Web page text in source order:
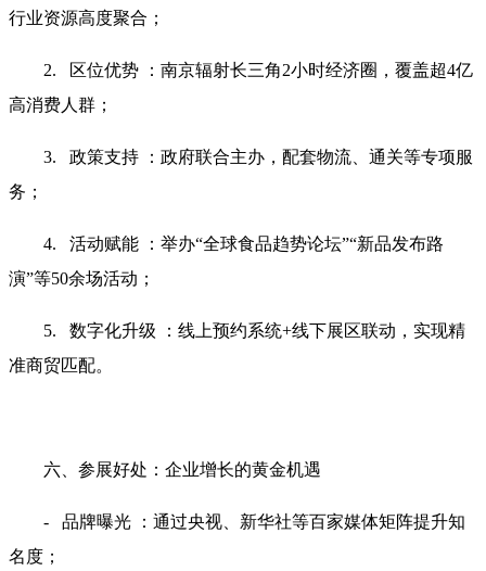
行业资源高度聚合；
2. 区位优势 ：南京辐射长三角2小时经济圈，覆盖超4亿
高消费人群；
3. 政策支持 ：政府联合主办，配套物流、通关等专项服
务；
4. 活动赋能 ：举办“全球食品趋势论坛”“新品发布路
演”等50余场活动；
5. 数字化升级 ：线上预约系统+线下展区联动，实现精
准商贸匹配。
六、参展好处：企业增长的黄金机遇
- 品牌曝光 ：通过央视、新华社等百家媒体矩阵提升知
名度；